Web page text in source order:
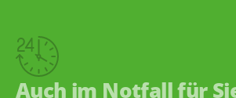
Auch im Notfall für